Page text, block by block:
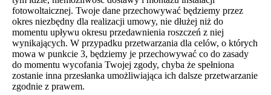
fotowoltaicznej. Twoje dane przechowywać będziemy przez
okres niezbędny dla realizacji umowy, nie dłużej niż do
momentu upływu okresu przedawnienia roszczeń z niej
wynikających. W przypadku przetwarzania dla celów, o których
mowa w punkcie 3, będziemy je przechowywać co do zasady
do momentu wycofania Twojej zgody, chyba że spełniona
zostanie inna przesłanka umożliwiająca ich dalsze przetwarzanie
zgodnie z prawem.